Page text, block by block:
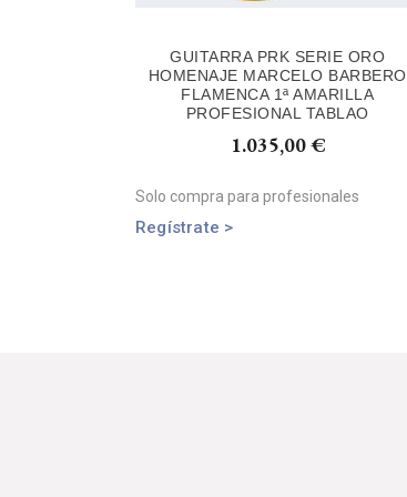
GUITARRA PRK SERIE ORO
HOMENAJE MARCELO BARBERO
FLAMENCA 1ª AMARILLA
PROFESIONAL TABLAO
1.035,00€
Solo compra para profesionales
Regístrate >